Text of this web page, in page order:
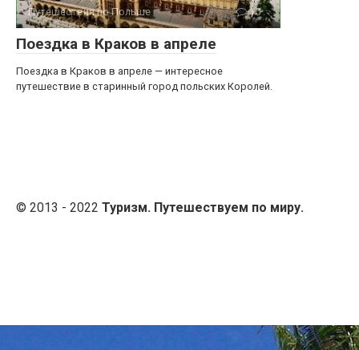
Путешествия по Польше 10
Поездка в Краков в апреле
Поездка в Краков в апреле — интересное
путешествие в старинный город польских Королей.
© 2013 - 2022 Туризм. Путешествуем по миру.